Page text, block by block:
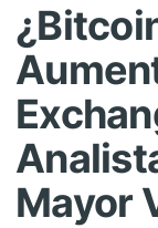
Mayor